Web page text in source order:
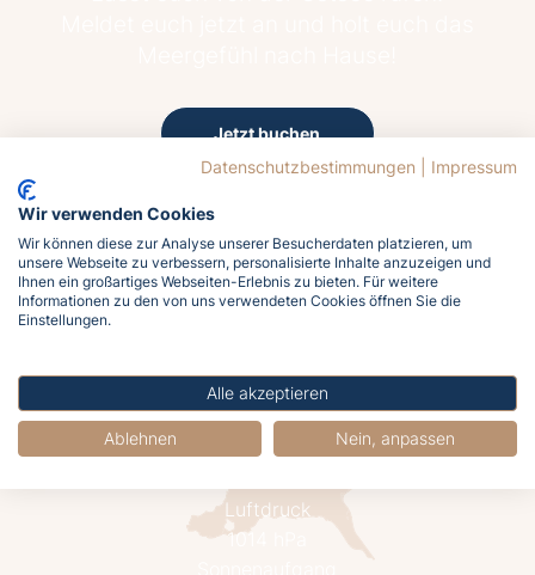
Jetzt buchen
Wind
22.6 km/h aus West
Luftfeuchtigkeit
Luftdruck
1014 hPa
Datenschutzbestimmungen Impressum
Wir verwenden Cookies
Wir können diese zur Analyse unserer Besucherdaten platzieren, um
unsere Webseite zu verbessern, personalisierte Inhalte anzuzeigen und
Ihnen ein großartiges Webseiten-Erlebnis zu bieten. Für weitere
Informationen zu den von uns verwendeten Cookies öffnen Sie die
Einstellungen.
Alle akzeptieren
Ablehnen Nein, anpassen